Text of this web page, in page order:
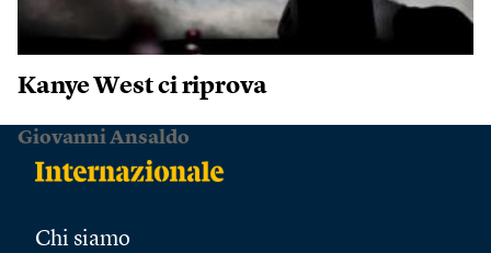
Kanye West ci riprova
Giovanni Ansaldo
Chi siamo